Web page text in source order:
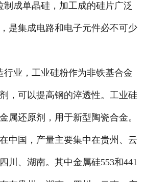
成单晶硅，加工成的硅片广泛
是集成电路和电子元件必不可少
业，工业硅粉作为非铁基合金
，可以提高钢的淬透性。工业硅
属还原剂，用于新型陶瓷合金。
中国，产量主要集中在贵州、云
川、湖南。其中金属硅553和441